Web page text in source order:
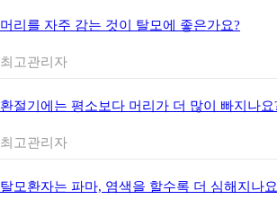
머리를 자주 감는 것이 탈모에 좋은가요?
최고관리자
환절기에는 평소보다 머리가 더 많이 빠지나요
최고관리자
탈모환자는 파마, 염색을 할수록 더 심해지나